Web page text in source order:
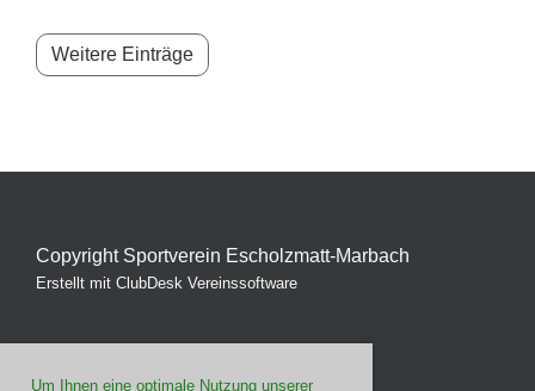
Um Ihnen eine optimale Nutzung unserer
Weitere Einträge
Copyright Sportverein Escholzmatt-Marbach
Erstellt mit ClubDesk Vereinssoftware